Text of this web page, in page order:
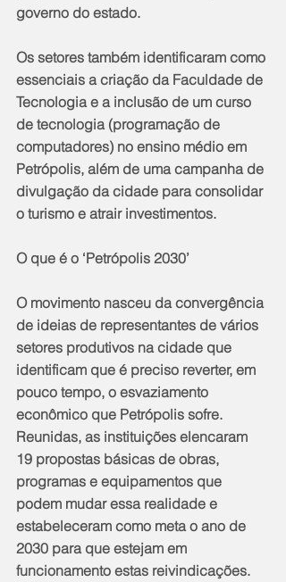
governo do estado.
Os setores também identificaram como
essenciais a criação da Faculdade de
Tecnologia e a inclusão de um curso
de tecnologia (programação de
computadores) no ensino médio em
Petrópolis, além de uma campanha de
divulgação da cidade para consolidar
o turismo e atrair investimentos.
O que é o ‘Petrópolis 2030’
O movimento nasceu da convergência
de ideias de representantes de vários
setores produtivos na cidade que
identificam que é preciso reverter, em
pouco tempo, o esvaziamento
econômico que Petrópolis sofre.
Reunidas, as instituições elencaram
19 propostas básicas de obras,
programas e equipamentos que
podem mudar essa realidade e
estabeleceram como meta o ano de
2030 para que estejam em
funcionamento estas reivindicações.